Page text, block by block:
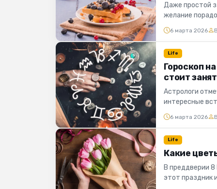
Даже простой
желание
6 марта 2026
Life
Гороскоп
стоит
Астрологи
интересные
6 марта 2026
Life
Какие
В преддверии
этот праздник